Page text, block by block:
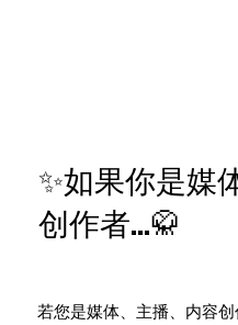
✨如果你是媒
创作者…🥋
若您是媒体、主播、内容